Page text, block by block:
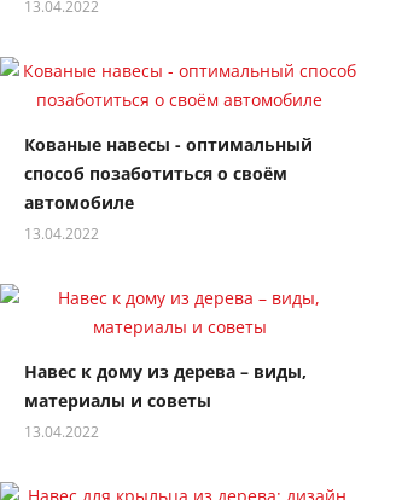
13.04.2022
Кованые навесы - оптимальный
способ позаботиться о своём
автомобиле
13.04.2022
Навес к дому из дерева – виды,
материалы и советы
13.04.2022